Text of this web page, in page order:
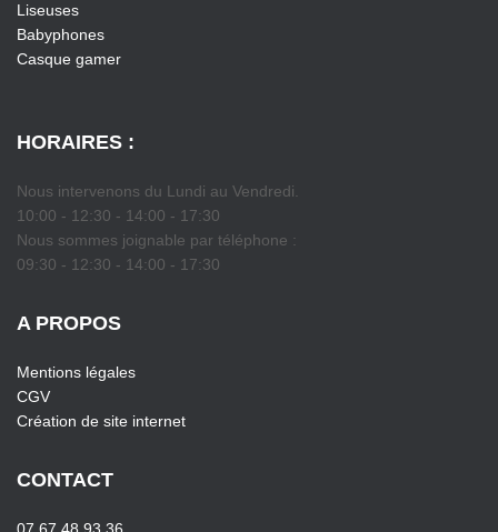
Liseuses
Babyphones
Casque gamer
HORAIRES :
Nous intervenons du Lundi au Vendredi.
10:00 - 12:30 - 14:00 - 17:30
Nous sommes joignable par téléphone :
09:30 - 12:30 - 14:00 - 17:30
A PROPOS
Mentions légales
CGV
Création de site internet
CONTACT